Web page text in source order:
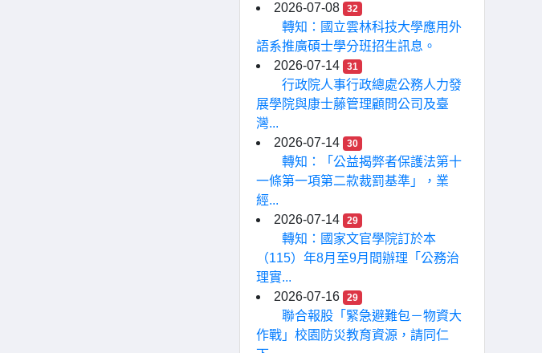
2026-07-08
32
轉知：國立雲林科技大學應用外
語系推廣碩士學分班招生訊息。
2026-07-14
31
行政院人事行政總處公務人力發
展學院與康士藤管理顧問公司及臺
灣...
2026-07-14
30
轉知：「公益揭弊者保護法第十
一條第一項第二款裁罰基準」，業
經...
2026-07-14
29
轉知：國家文官學院訂於本
（115）年8月至9月間辦理「公務治
理實...
2026-07-16
29
聯合報股「緊急避難包－物資大
作戰」校園防災教育資源，請同仁